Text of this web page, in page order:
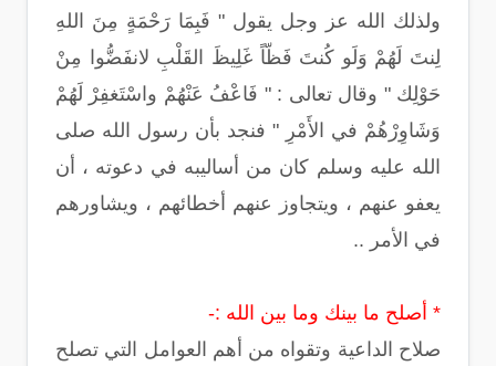
ولذلك الله عز وجل يقول " فَبِمَا رَحْمَةٍ مِنَ اللهِ
لِنتَ لَهُمْ وَلَو كُنتَ فَظّاً غَلِيظَ القَلْبِ لانفَضُّوا مِنْ
حَوْلِك " وقال تعالى : " فَاعْفُ عَنْهُمْ واسْتَغفِرْ لَهُمْ
وَشَاوِرْهُمْ في الأَمْرِ " فنجد بأن رسول الله صلى
الله عليه وسلم كان من أساليبه في دعوته ، أن
يعفو عنهم ، ويتجاوز عنهم أخطائهم ، ويشاورهم
في الأمر ..
* أصلح ما بينك وما بين الله :-
صلاح الداعية وتقواه من أهم العوامل التي تصلح